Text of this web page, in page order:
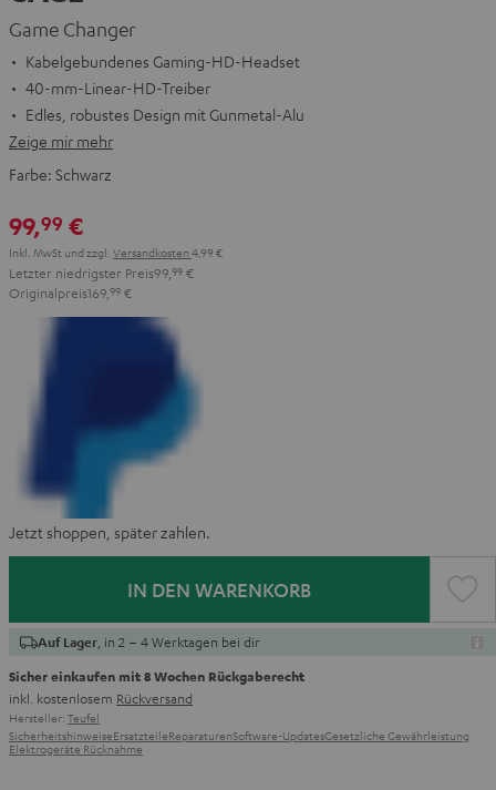
Game Changer
Kabelgebundenes Gaming-HD-Headset
40-mm-Linear-HD-Treiber
Edles, robustes Design mit Gunmetal-Alu
Zeige mir mehr
Farbe: Schwarz
99,99 €
Inkl. MwSt und zzgl. Versandkosten 4,99 €
Letzter niedrigster Preis99, 99 €
Originalpreis169, 99 €
Jetzt shoppen, später zahlen.
IN DEN WARENKORB
Auf Lager , in 2 – 4 Werktagen bei dir
Sicher einkaufen mit 8 Wochen Rückgaberecht
inkl. kostenlosem Rückversand
Hersteller: Teufel
SicherheitshinweiseErsatzteileReparaturenSoftware-UpdatesGesetzliche Gewährleistung
Elektrogeräte Rücknahme